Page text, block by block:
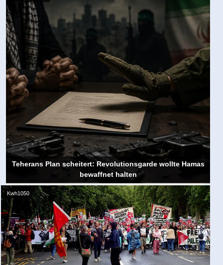
Teherans Plan scheitert: Revolutionsgarde wollte Hamas
bewaffnet halten
Kwh1050